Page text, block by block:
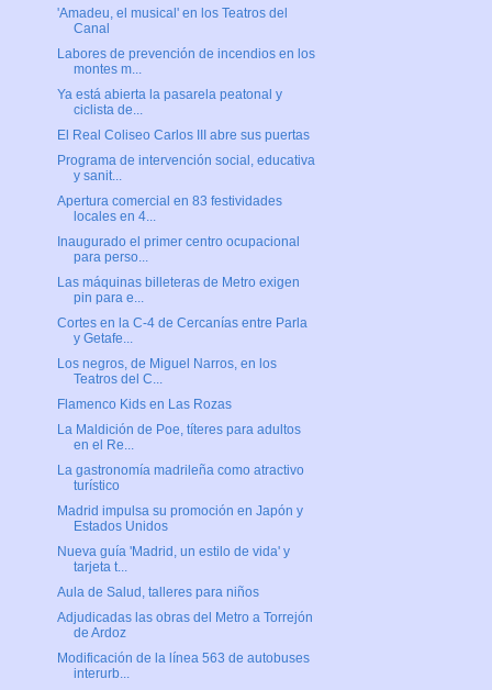
'Amadeu, el musical' en los Teatros del
Canal
Labores de prevención de incendios en los
montes m...
Ya está abierta la pasarela peatonal y
ciclista de...
El Real Coliseo Carlos III abre sus puertas
Programa de intervención social, educativa
y sanit...
Apertura comercial en 83 festividades
locales en 4...
Inaugurado el primer centro ocupacional
para perso...
Las máquinas billeteras de Metro exigen
pin para e...
Cortes en la C-4 de Cercanías entre Parla
y Getafe...
Los negros, de Miguel Narros, en los
Teatros del C...
Flamenco Kids en Las Rozas
La Maldición de Poe, títeres para adultos
en el Re...
La gastronomía madrileña como atractivo
turístico
Madrid impulsa su promoción en Japón y
Estados Unidos
Nueva guía 'Madrid, un estilo de vida' y
tarjeta t...
Aula de Salud, talleres para niños
Adjudicadas las obras del Metro a Torrejón
de Ardoz
Modificación de la línea 563 de autobuses
interurb...